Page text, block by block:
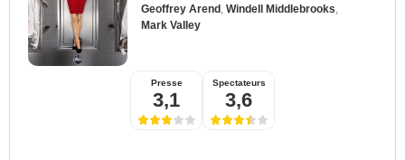
Geoffrey Arend Windell Middlebrooks
Mark Valley
Presse
3,1
Spectateurs
3,6